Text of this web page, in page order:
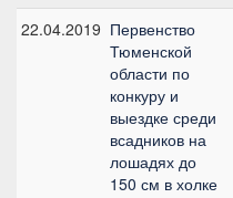
22.04.2019 Первенство
Тюменской
области по
конкуру и
выездке среди
всадников на
лошадях до
150 см в холке